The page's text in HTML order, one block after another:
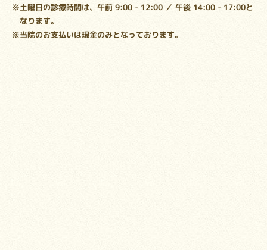
※土曜日の診療時間は、午前 9:00 - 12:00 ／ 午後 14:00 - 17:00と
なります。
※当院のお支払いは現金のみとなっております。